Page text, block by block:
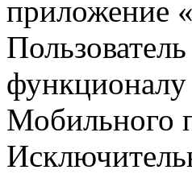
приложение
функционалу
Мобильного